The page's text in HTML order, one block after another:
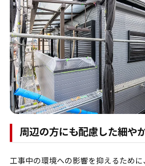
周辺の方にも配慮した細や
工事中の環境への影響を抑えるため